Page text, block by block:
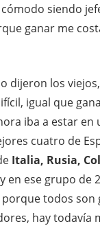
siendo
ganar me
dijeron los
igual que
iba a estar en
cuatro de
Italia, Rusia,
y en ese grupo de
todos son
hay todavía